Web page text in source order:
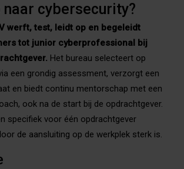
cybersecurity?
werft, test, leidt op en begeleidt
tot junior cyberprofessional bij
Het bureau selecteert op
een grondig assessment, verzorgt een
en biedt continu mentorschap met een
ook na de start bij de opdrachtgever.
specifiek voor één opdrachtgever
de aansluiting op de werkplek sterk is.